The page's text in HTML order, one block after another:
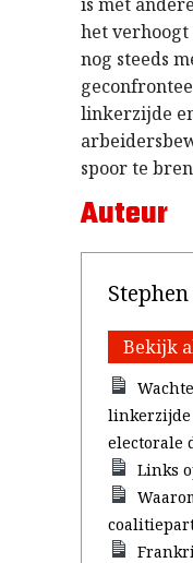
het
nog steeds
linkerzijde
spoor te
Auteur
Bekijk
linkerzijde
electorale
Links